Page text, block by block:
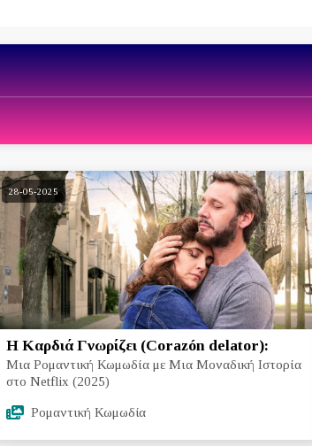
Η Καρδιά Γνωρίζει (Corazón delator):
Μια Ρομαντική Κωμωδία με Μια Μοναδική Ιστορία
στο Netflix (2025)
Ρομαντική Κωμωδία
28-05-2025